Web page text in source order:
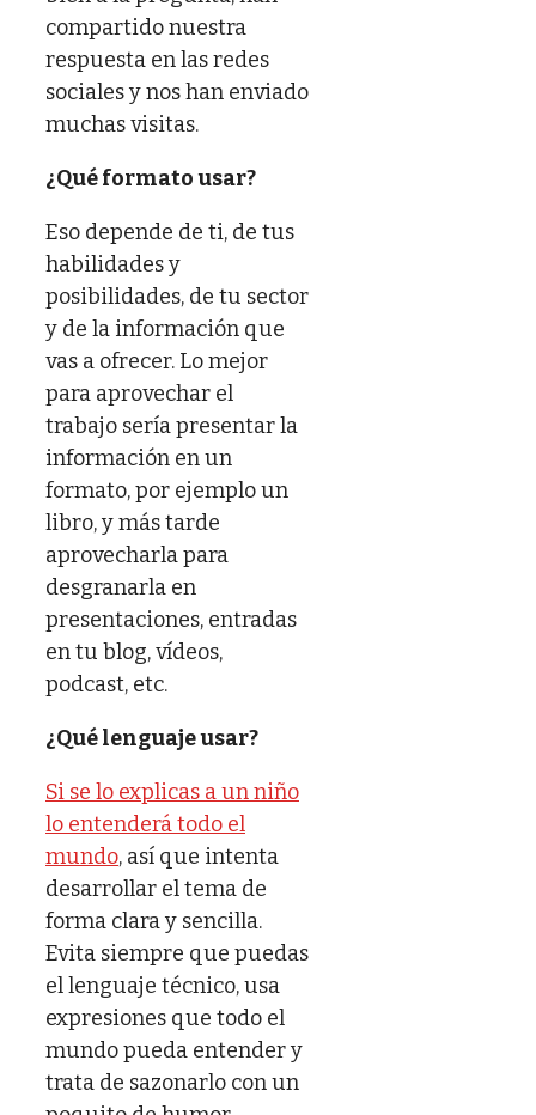
compartido nuestra
respuesta en las redes
sociales y nos han enviado
muchas visitas.
¿Qué formato usar?
Eso depende de ti, de tus
habilidades y
posibilidades, de tu sector
y de la información que
vas a ofrecer. Lo mejor
para aprovechar el
trabajo sería presentar la
información en un
formato, por ejemplo un
libro, y más tarde
aprovecharla para
desgranarla en
presentaciones, entradas
en tu blog, vídeos,
podcast, etc.
¿Qué lenguaje usar?
Si se lo explicas a un niño
lo entenderá todo el
mundo, así que intenta
desarrollar el tema de
forma clara y sencilla.
Evita siempre que puedas
el lenguaje técnico, usa
expresiones que todo el
mundo pueda entender y
trata de sazonarlo con un